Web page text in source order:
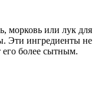
морковь или лук для
Эти ингредиенты не
его более сытным.